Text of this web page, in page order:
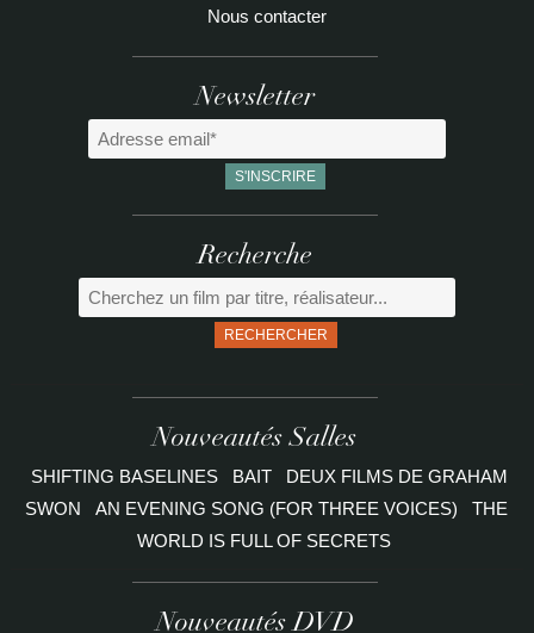
Nous contacter
Newsletter
Recherche
RECHERCHER
Nouveautés Salles
SHIFTING BASELINES BAIT
DEUX FILMS DE GRAHAM
SWON
AN EVENING SONG (FOR THREE VOICES)
THE
WORLD IS FULL OF SECRETS
Nouveautés DVD